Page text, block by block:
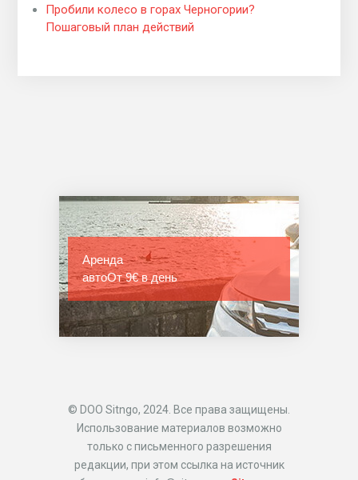
Пробили колесо в горах Черногории?
Пошаговый план действий
Аренда
автоОт 9€ в день
© DOO Sitngo, 2024. Все права защищены.
Использование материалов возможно
только с письменного разрешения
редакции, при этом ссылка на источник